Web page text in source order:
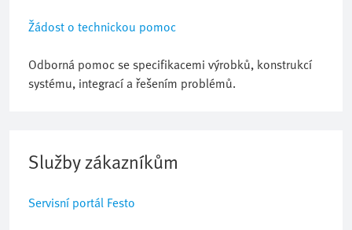
Žádost o technickou pomoc
Odborná pomoc se specifikacemi výrobků, konstrukcí
systému, integrací a řešením problémů.
Služby zákazníkům
Servisní portál Festo